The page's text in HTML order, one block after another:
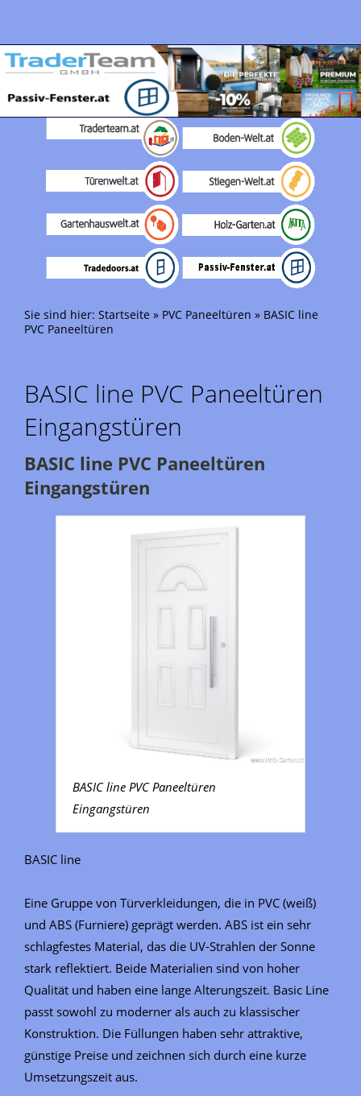
Sie sind hier: Startseite » PVC Paneeltüren » BASIC line
PVC Paneeltüren
BASIC line PVC Paneeltüren
Eingangstüren
BASIC line PVC Paneeltüren
Eingangstüren
BASIC line PVC Paneeltüren
Eingangstüren
BASIC line
Eine Gruppe von Türverkleidungen, die in PVC (weiß)
und ABS (Furniere) geprägt werden. ABS ist ein sehr
schlagfestes Material, das die UV-Strahlen der Sonne
stark reflektiert. Beide Materialien sind von hoher
Qualität und haben eine lange Alterungszeit. Basic Line
passt sowohl zu moderner als auch zu klassischer
Konstruktion. Die Füllungen haben sehr attraktive,
günstige Preise und zeichnen sich durch eine kurze
Umsetzungszeit aus.